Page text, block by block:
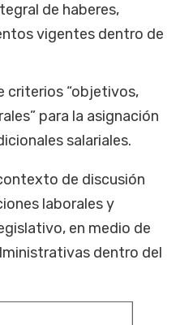
de haberes,
vigentes dentro de
criterios “objetivos,
para la asignación
salariales.
de discusión
laborales y
en medio de
dentro del